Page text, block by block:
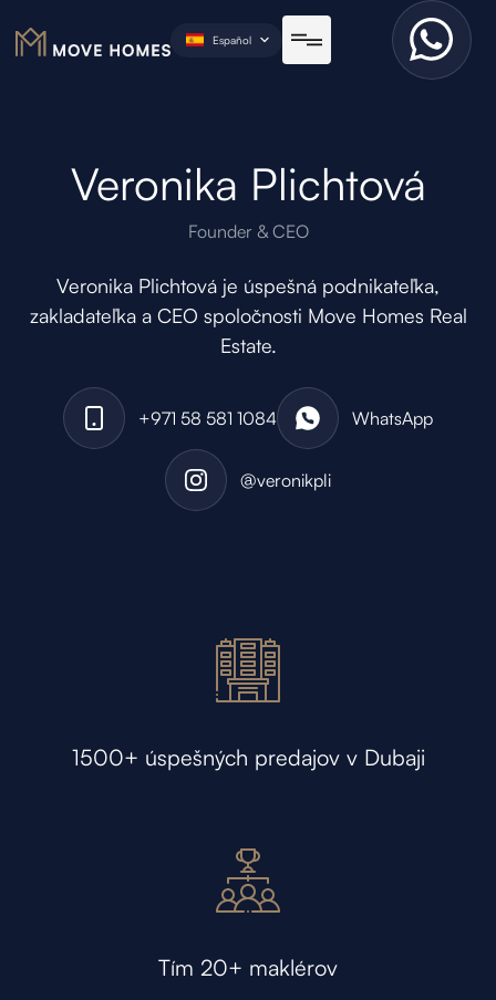
Español
Veronika Plichtová
Founder & CEO
Veronika Plichtová je úspešná podnikateľka,
zakladateľka a CEO spoločnosti Move Homes Real
Estate.
+971 58 581 1084 WhatsApp
@veronikpli
1500+ úspešných predajov v Dubaji
Tím 20+ maklérov